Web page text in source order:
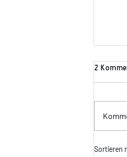
Wir
2
Sortieren